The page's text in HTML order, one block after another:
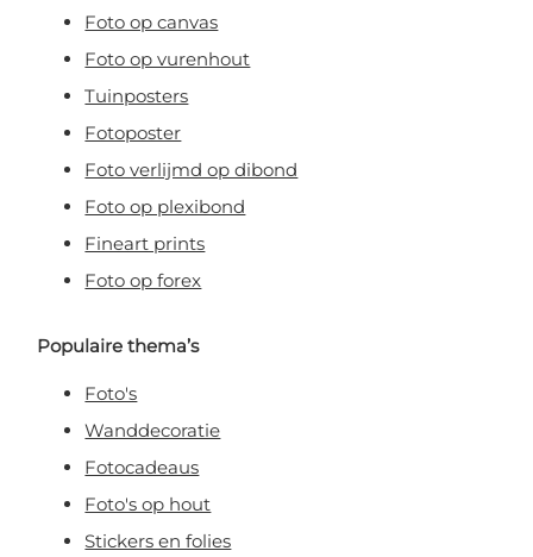
Foto op canvas
Foto op vurenhout
Tuinposters
Fotoposter
Foto verlijmd op dibond
Foto op plexibond
Fineart prints
Foto op forex
Populaire thema’s
Foto's
Wanddecoratie
Fotocadeaus
Foto's op hout
Stickers en folies